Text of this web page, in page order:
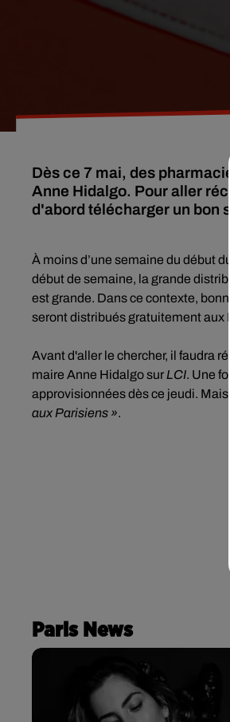
Dès ce 7 mai, des
Anne Hidalgo. Pour aller
d'abord télécharger un bon
À moins d’une semaine du début
début de semaine, la grande
est grande. Dans ce contexte,
seront distribués gratuitement aux
Avant d'aller le chercher, il faudra
maire Anne Hidalgo sur LCI. Une
approvisionnées dès ce jeudi.
aux Parisiens ».
Paris News